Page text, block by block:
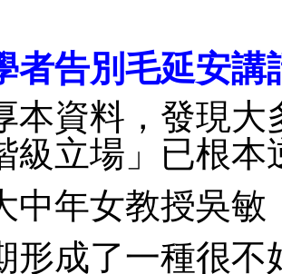
者告別毛延安講
本資料，發現大
級立場」已根本
中年女教授吳敏
形成了一種很不